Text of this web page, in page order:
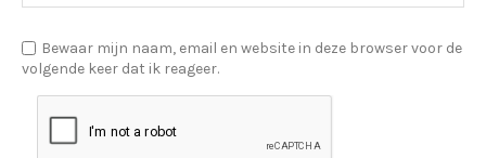
Bewaar mijn naam, email en website in deze browser voor de
volgende keer dat ik reageer.